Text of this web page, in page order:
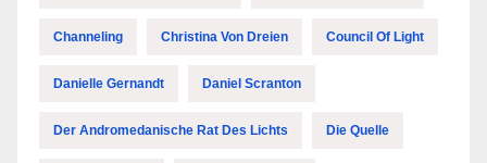
Channeling Christina Von Dreien Council Of Light
Danielle Gernandt Daniel Scranton
Der Andromedanische Rat Des Lichts Die Quelle